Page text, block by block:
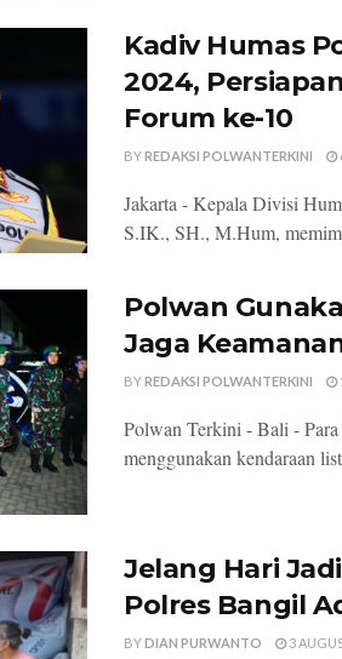
Kadiv Humas
2024,
Forum ke-10
BYREDAKSI POLWANTERKINI
Jakarta - Kepala Divisi
S.IK., SH., M.Hum,
Polwan
Jaga
BYREDAKSI POLWANTERKINI
Polwan Terkini - Bali -
menggunakan kendaraan
Jelang Hari
Polres Bangil
BYDIAN PURWANTO 3